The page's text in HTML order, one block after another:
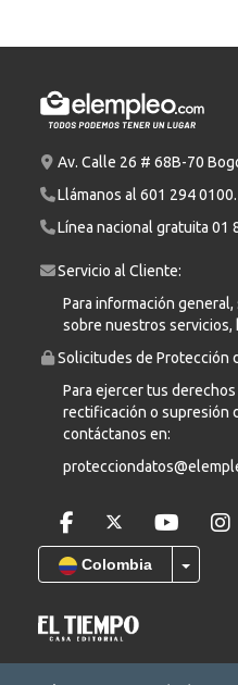
Av. Calle 26 # 68B-70
Llámanos al 601 294 0100
Línea nacional gratuita 01
Servicio al Cliente:
Para información
sobre nuestros servicios,
Solicitudes de Protección
Para ejercer tus
rectificación o supresión
contáctanos en:
Colombia